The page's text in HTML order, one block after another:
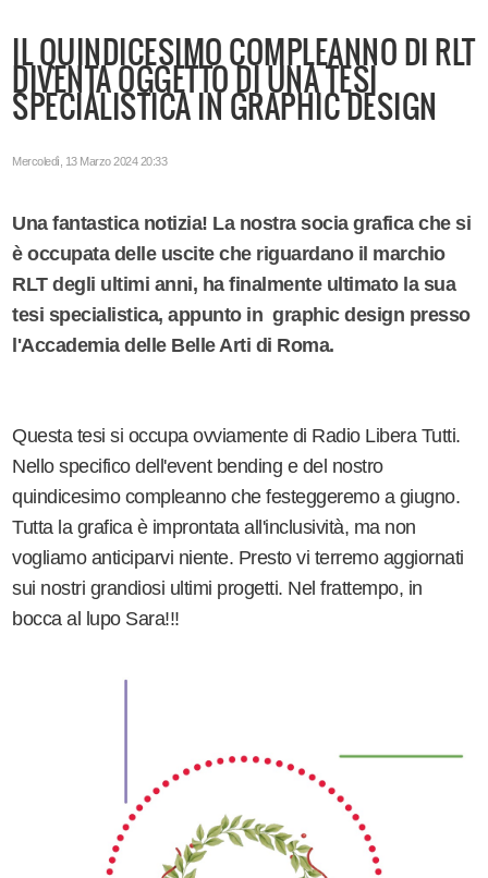
IL QUINDICESIMO COMPLEANNO DI RLT
DIVENTA OGGETTO DI UNA TESI
SPECIALISTICA IN GRAPHIC DESIGN
Mercoledì, 13 Marzo 2024 20:33
Una fantastica notizia! La nostra socia grafica che si
è occupata delle uscite che riguardano il marchio
RLT degli ultimi anni, ha finalmente ultimato la sua
tesi specialistica, appunto in graphic design presso
l'Accademia delle Belle Arti di Roma.
Questa tesi si occupa ovviamente di Radio Libera Tutti.
Nello specifico dell'event bending e del nostro
quindicesimo compleanno che festeggeremo a giugno.
Tutta la grafica è improntata all'inclusività, ma non
vogliamo anticiparvi niente. Presto vi terremo aggiornati
sui nostri grandiosi ultimi progetti. Nel frattempo, in
bocca al lupo Sara!!!